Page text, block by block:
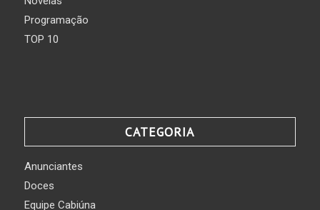
Programação
TOP 10
CATEGORIA
Anunciantes
Doces
Equipe Cabiúna